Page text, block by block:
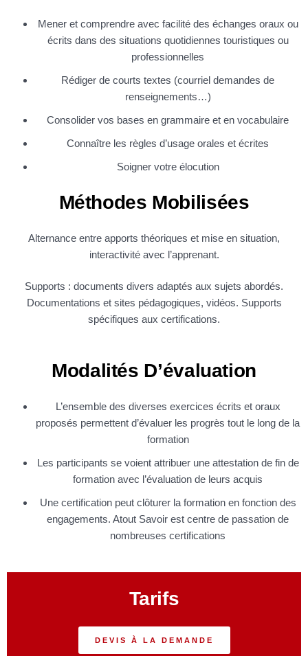
Mener et comprendre avec facilité des échanges oraux ou
écrits dans des situations quotidiennes touristiques ou
professionnelles
Rédiger de courts textes (courriel demandes de
renseignements…)
Consolider vos bases en grammaire et en vocabulaire
Connaître les règles d’usage orales et écrites
Soigner votre élocution
Méthodes Mobilisées
Alternance entre apports théoriques et mise en situation,
interactivité avec l’apprenant.
Supports : documents divers adaptés aux sujets abordés.
Documentations et sites pédagogiques, vidéos. Supports
spécifiques aux certifications.
Modalités D’évaluation
L’ensemble des diverses exercices écrits et oraux
proposés permettent d’évaluer les progrès tout le long de la
formation
Les participants se voient attribuer une attestation de fin de
formation avec l’évaluation de leurs acquis
Une certification peut clôturer la formation en fonction des
engagements. Atout Savoir est centre de passation de
nombreuses certifications
Tarifs
DEVIS À LA DEMANDE